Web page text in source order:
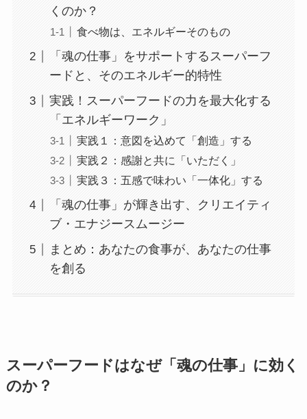
くのか？
食べ物は、エネルギーそのもの
「魂の仕事」をサポートするスーパーフ
ードと、そのエネルギー的特性
実践！スーパーフードの力を最大化する
「エネルギーワーク」
実践１：意図を込めて「創造」する
実践２：感謝と共に「いただく」
実践３：五感で味わい「一体化」する
「魂の仕事」が輝き出す、クリエイティ
ブ・エナジースムージー
まとめ：あなたの食事が、あなたの仕事
を創る
スーパーフードはなぜ「魂の仕事」に効く
のか？